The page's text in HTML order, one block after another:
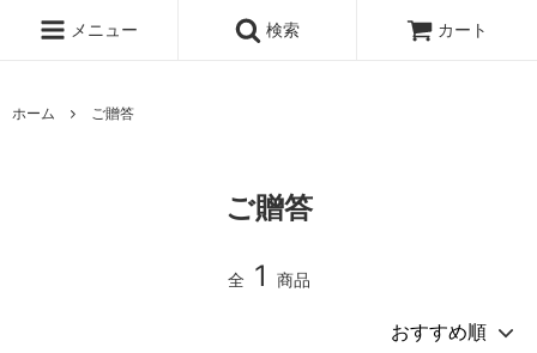
メニュー 検索 カート
ホーム ご贈答
ご贈答
全 1 商品